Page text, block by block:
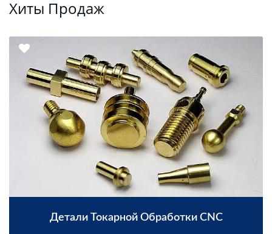
Хиты Продаж
Детали Токарной Обработки CNC